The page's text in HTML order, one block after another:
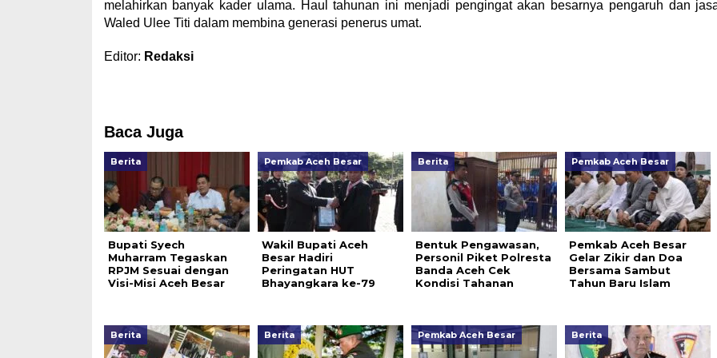
melahirkan banyak kader ulama. Haul tahunan ini menjadi pengingat akan besarnya pengaruh dan
Waled Ulee Titi dalam membina generasi penerus umat.
Editor: Redaksi
Baca Juga
Berita
Bupati Syech
Muharram Tegaskan
RPJM Sesuai dengan
Visi-Misi Aceh Besar
Pemkab Aceh Besar
Wakil Bupati Aceh
Besar Hadiri
Peringatan HUT
Bhayangkara ke-79
Berita
Bentuk Pengawasan,
Personil Piket Polresta
Banda Aceh Cek
Kondisi Tahanan
Pemkab Aceh Besar
Pemkab Aceh Besar
Gelar Zikir dan Doa
Bersama Sambut
Tahun Baru Islam
Berita Berita Pemkab Aceh Besar Berita